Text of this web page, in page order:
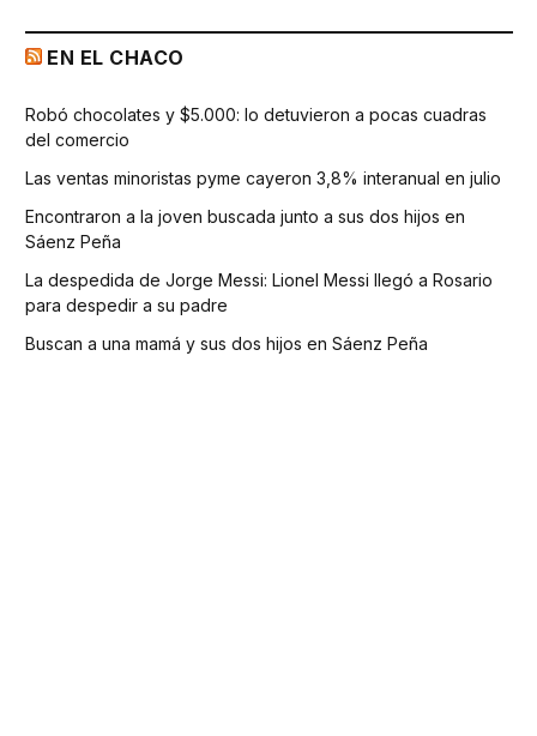
EN EL CHACO
Robó chocolates y $5.000: lo detuvieron a pocas cuadras
del comercio
Las ventas minoristas pyme cayeron 3,8% interanual en julio
Encontraron a la joven buscada junto a sus dos hijos en
Sáenz Peña
La despedida de Jorge Messi: Lionel Messi llegó a Rosario
para despedir a su padre
Buscan a una mamá y sus dos hijos en Sáenz Peña